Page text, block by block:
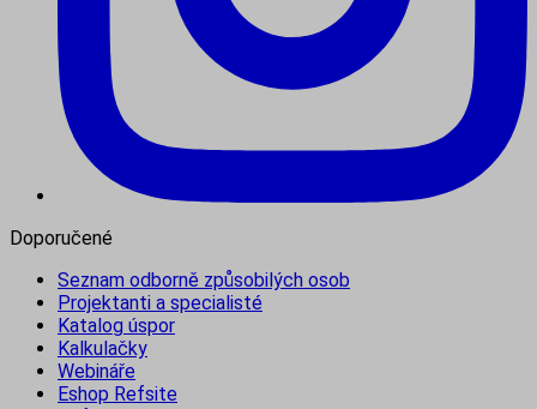
Doporučené
Seznam odborně způsobilých osob
Projektanti a specialisté
Katalog úspor
Kalkulačky
Webináře
Eshop Refsite